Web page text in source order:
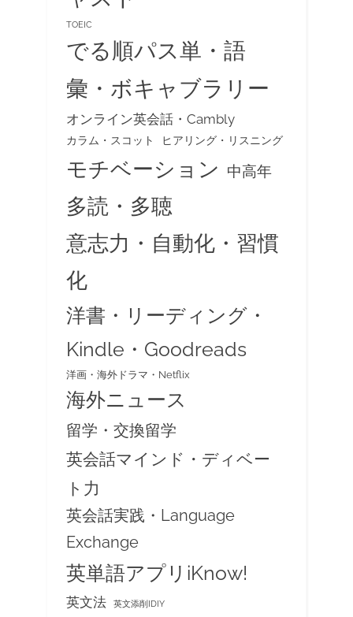
TOEIC
でる順パス単・語
彙・ボキャブラリー
オンライン英会話・Cambly
カラム・スコット ヒアリング・リスニング
モチベーション 中高年
多読・多聴
意志力・自動化・習慣
化
洋書・リーディング・
Kindle・Goodreads
洋画・海外ドラマ・Netflix
海外ニュース
留学・交換留学
英会話マインド・ディベー
ト力
英会話実践・Language
Exchange
英単語アプリiKnow!
英文法 英文添削IDIY